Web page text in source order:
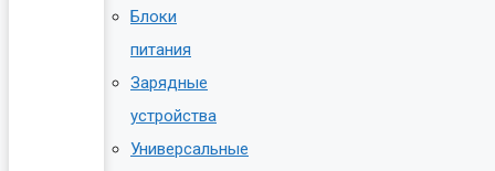
Блоки
питания
Зарядные
устройства
Универсальные